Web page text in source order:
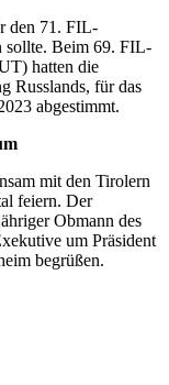
den 71. FIL-
sollte. Beim 69. FIL-
hatten die
Russlands, für das
abgestimmt.
mit den Tirolern
feiern. Der
Obmann des
um Präsident
begrüßen.